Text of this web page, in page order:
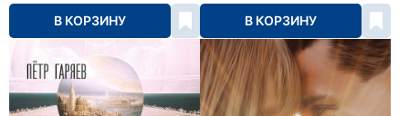
В КОРЗИНУ В КОРЗИНУ